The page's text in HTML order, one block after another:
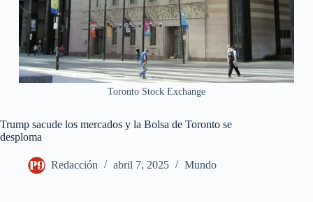
Toronto Stock Exchange
Trump sacude los mercados y la Bolsa de Toronto se
desploma
Redacción abril 7, 2025 Mundo